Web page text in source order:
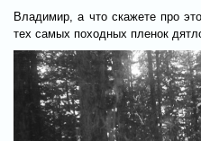
Владимир, а что скажете про
тех самых походных пленок